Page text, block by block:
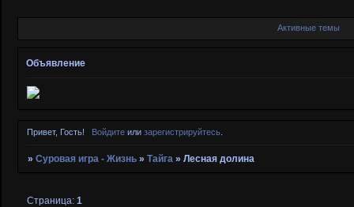
Активные темы
Объявление
Привет, Гость! Войдитеили зарегистрируйтесь.
»Суровая игра - Жизнь »Тайга »Лесная долина
Страница:1